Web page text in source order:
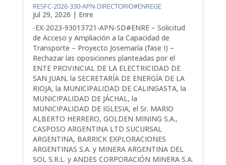
RESFC-2026-330-APN-DIRECTORIO#ENREGE
Jul 29, 2026 | Enre
-EX-2023-93013721-APN-SD#ENRE – Solicitud
de Acceso y Ampliación a la Capacidad de
Transporte – Proyecto Josemaría (fase I) –
Rechazar las oposiciones planteadas por el
ENTE PROVINCIAL DE LA ELECTRICIDAD DE
SAN JUAN, la SECRETARÍA DE ENERGÍA DE LA
RIOJA, la MUNICIPALIDAD DE CALINGASTA, la
MUNICIPALIDAD DE JÁCHAL, la
MUNICIPALIDAD DE IGLESIA, el Sr. MARIO
ALBERTO HERRERO, GOLDEN MINING S.A.,
CASPOSO ARGENTINA LTD SUCURSAL
ARGENTINA, BARRICK EXPLORACIONES
ARGENTINAS S.A. y MINERA ARGENTINA DEL
SOL S.R.L. y ANDES CORPORACIÓN MINERA S.A.